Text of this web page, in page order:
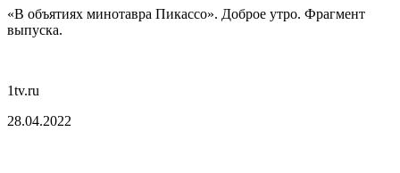
«В объятиях минотавра Пикассо». Доброе утро. Фрагмент
выпуска.
1tv.ru
28.04.2022